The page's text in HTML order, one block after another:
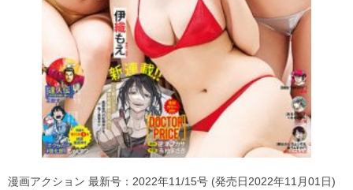
漫画アクション 最新号：2022年11/15号 (発売日2022年11月01日)